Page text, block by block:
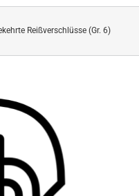
Reißverschlüsse (Gr. 6)